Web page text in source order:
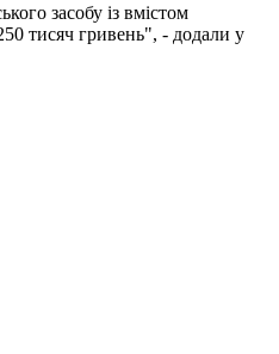
засобу із вмістом
тисяч гривень", - додали у